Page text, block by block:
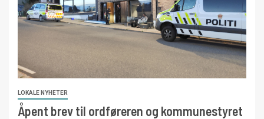
LOKALE NYHETER
Åpent brev til ordføreren og kommunestyret